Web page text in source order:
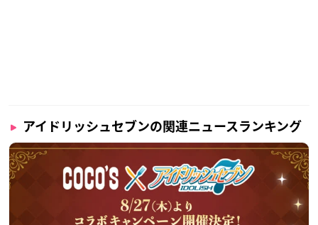
アイドリッシュセブンの関連ニュースランキング